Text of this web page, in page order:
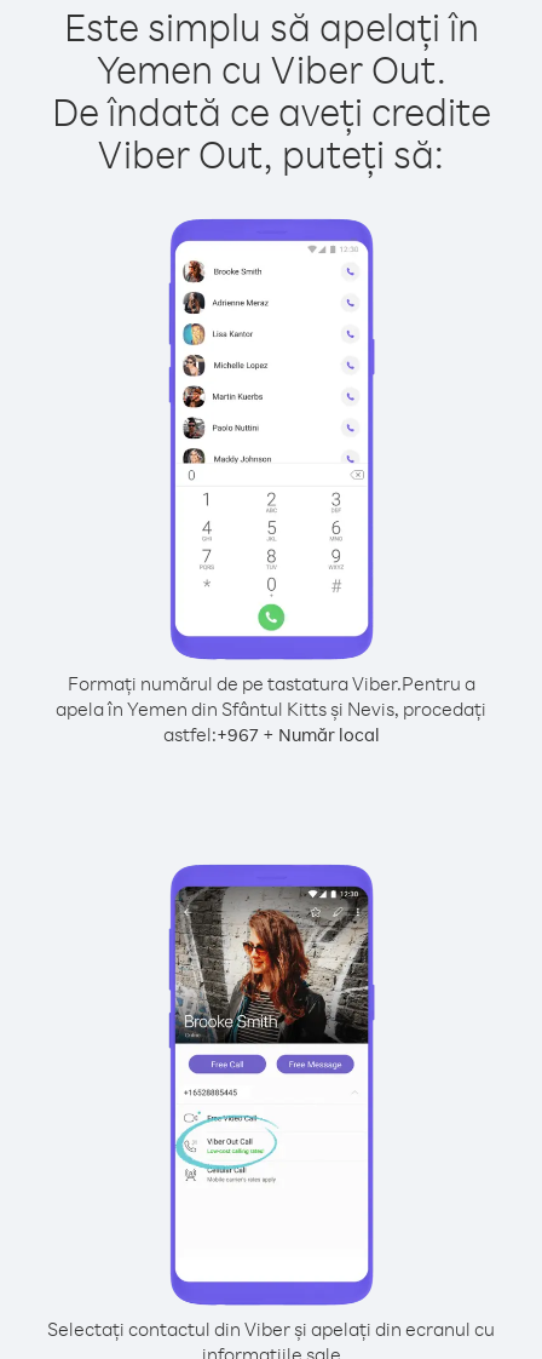
Este simplu să apelați în
Yemen cu Viber Out.
De îndată ce aveți credite
Viber Out, puteți să:
Formați numărul de pe tastatura Viber.Pentru a
apela în Yemen din Sfântul Kitts și Nevis, procedați
astfel:+967+ Număr local
Selectați contactul din Viber și apelați din ecranul cu
informațiile sale